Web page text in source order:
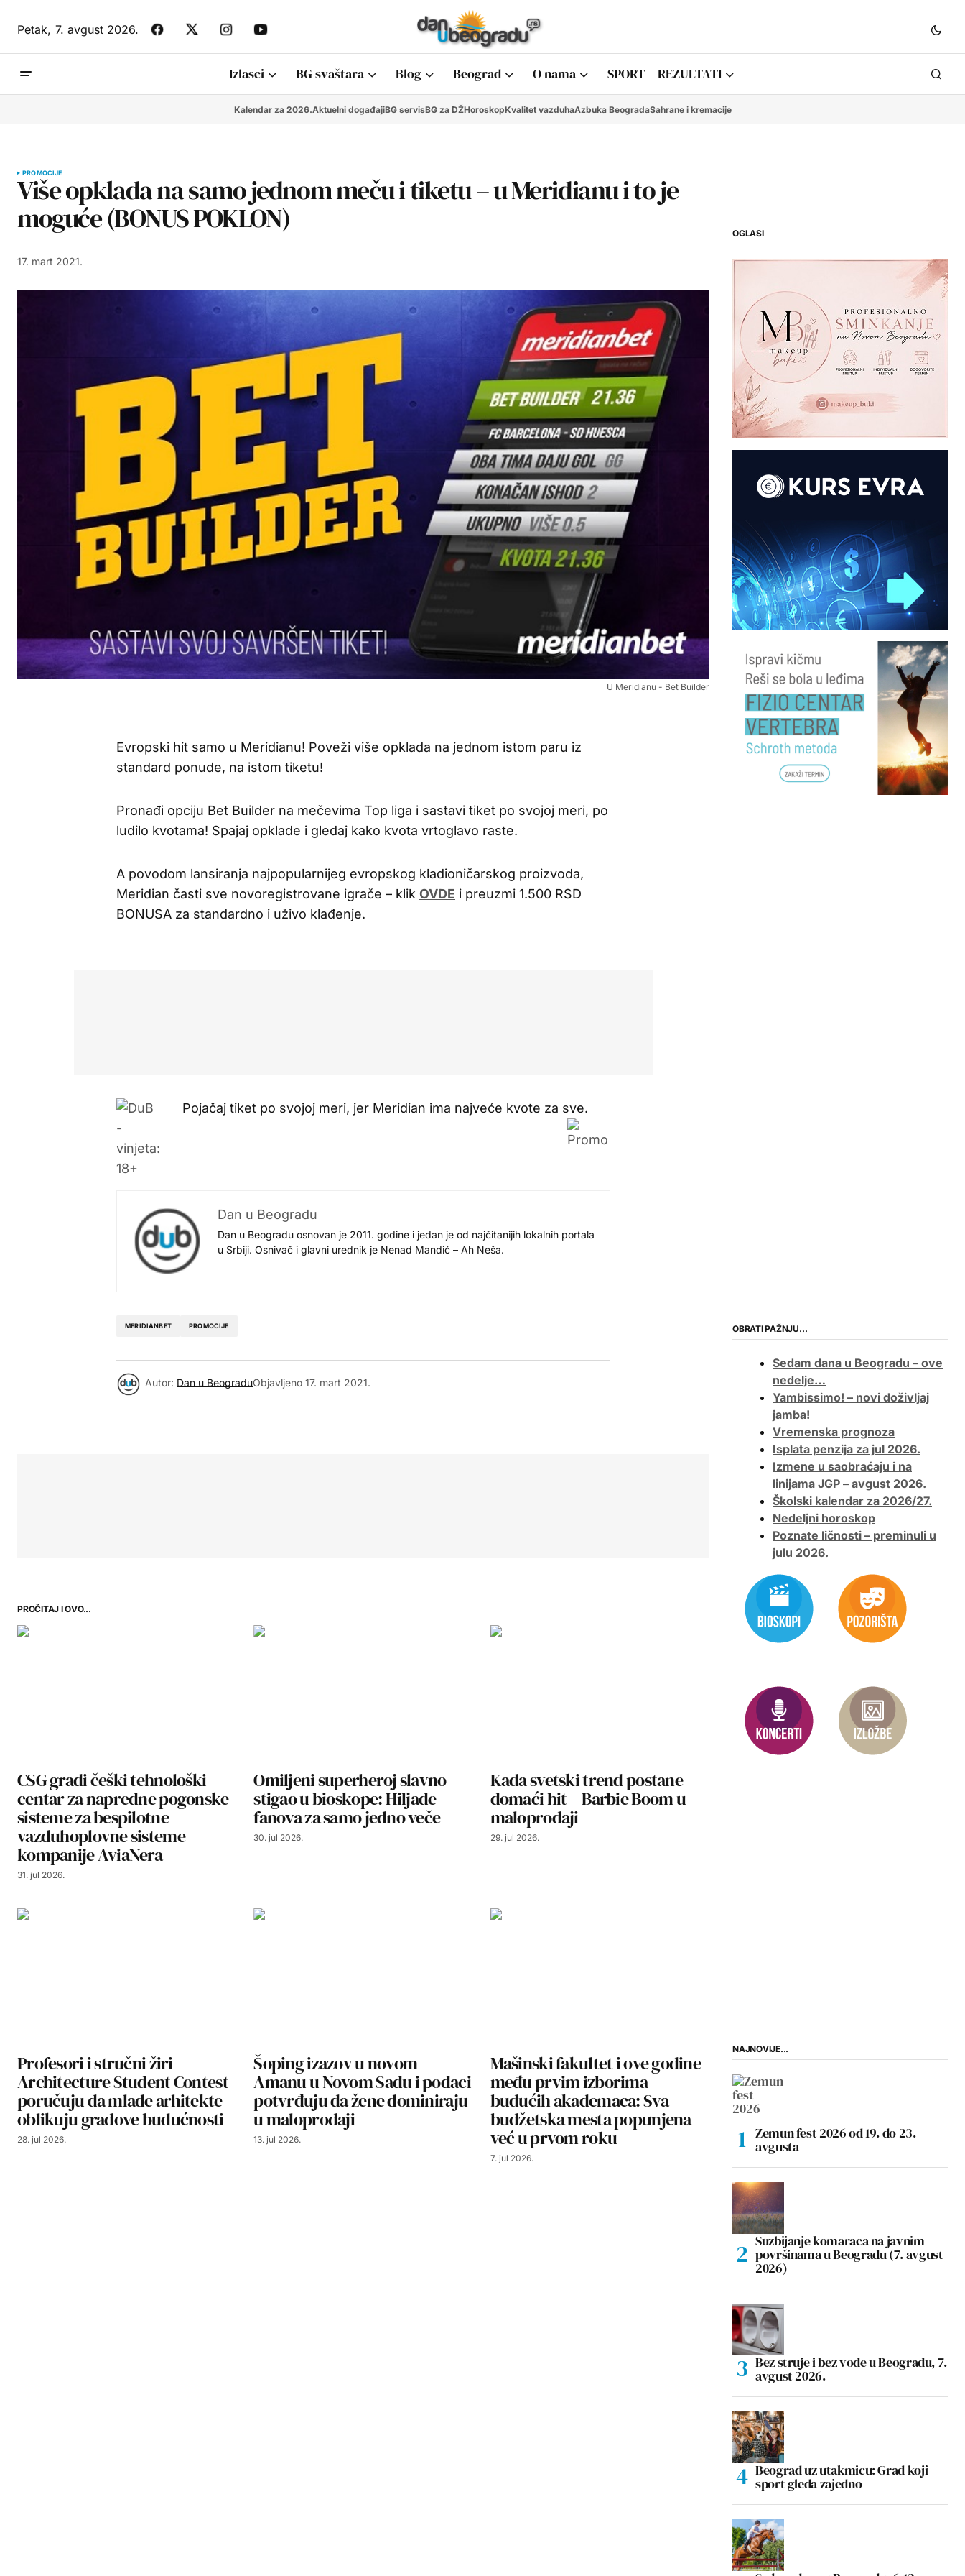
Petak,7. avgust 2026.
Izlasci BG svaštara Blog Beograd O nama SPORT – REZULTATI
Kalendar za 2026.Aktuelni događajiBG servisBG za DŽHoroskopKvalitet vazduhaAzbuka BeogradaSahrane i kremacije
PROMOCIJE
Više opklada na samo jednom meču i tiketu – u Meridianu i to je
moguće (BONUS POKLON)
17. mart 2021.
U Meridianu - Bet Builder
Evropski hit samo u Meridianu! Poveži više opklada na jednom istom paru iz
standard ponude, na istom tiketu!
Pronađi opciju Bet Builder na mečevima Top liga i sastavi tiket po svojoj meri, po
ludilo kvotama! Spajaj opklade i gledaj kako kvota vrtoglavo raste.
A povodom lansiranja najpopularnijeg evropskog kladioničarskog proizvoda,
Meridian časti sve novoregistrovane igrače – klik OVDE i preuzmi 1.500 RSD
BONUSA za standardno i uživo klađenje.
Pojačaj tiket po svojoj meri, jer Meridian ima najveće kvote za sve.
Dan u Beogradu
Dan u Beogradu osnovan je 2011. godine i jedan je od najčitanijih lokalnih portala
u Srbiji. Osnivač i glavni urednik je Nenad Mandić – Ah Neša.
MERIDIANBET PROMOCIJE
Autor: Dan u BeograduObjavljeno 17. mart 2021.
PROČITAJ I OVO...
CSG gradi češki tehnološki
centar za napredne pogonske
sisteme za bespilotne
vazduhoplovne sisteme
kompanije AviaNera
31. jul 2026.
Omiljeni superheroj slavno
stigao u bioskope: Hiljade
fanova za samo jedno veče
30. jul 2026.
Kada svetski trend postane
domaći hit – Barbie Boom u
maloprodaji
29. jul 2026.
Profesori i stručni žiri
Architecture Student Contest
poručuju da mlade arhitekte
oblikuju gradove budućnosti
28. jul 2026.
Šoping izazov u novom
Amanu u Novom Sadu i podaci
potvrđuju da žene dominiraju
u maloprodaji
13. jul 2026.
Mašinski fakultet i ove godine
među prvim izborima
budućih akademaca: Sva
budžetska mesta popunjena
već u prvom roku
7. jul 2026.
OGLASI
OBRATI PAŽNJU…
Sedam dana u Beogradu – ove
nedelje…
Yambissimo! – novi doživljaj
jamba!
Vremenska prognoza
Isplata penzija za jul 2026.
Izmene u saobraćaju i na
linijama JGP – avgust 2026.
Školski kalendar za 2026/27.
Nedeljni horoskop
Poznate ličnosti – preminuli u
julu 2026.
NAJNOVIJE...
Zemun fest 2026 od 19. do 23.
avgusta
Suzbijanje komaraca na javnim
površinama u Beogradu (7. avgust
2026)
Bez struje i bez vode u Beogradu, 7.
avgust 2026.
Beograd uz utakmicu: Grad koji
sport gleda zajedno